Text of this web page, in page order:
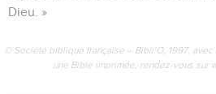
Dieu. »
© Société biblique française – Bibli’O, 1997,
une Bible imprimée, rendez-vous sur